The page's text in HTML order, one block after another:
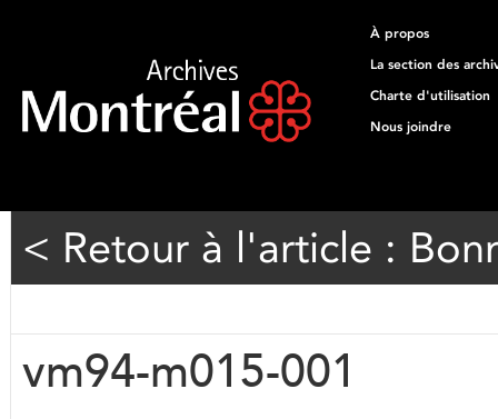
À propos
La section des
Charte d'utilisation
Nous joindre
< Retour à l'article :
vm94-m015-001